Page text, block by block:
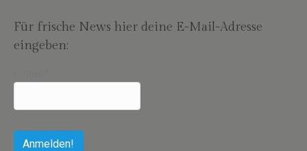
Für frische News hier deine E-Mail-Adresse
eingeben: